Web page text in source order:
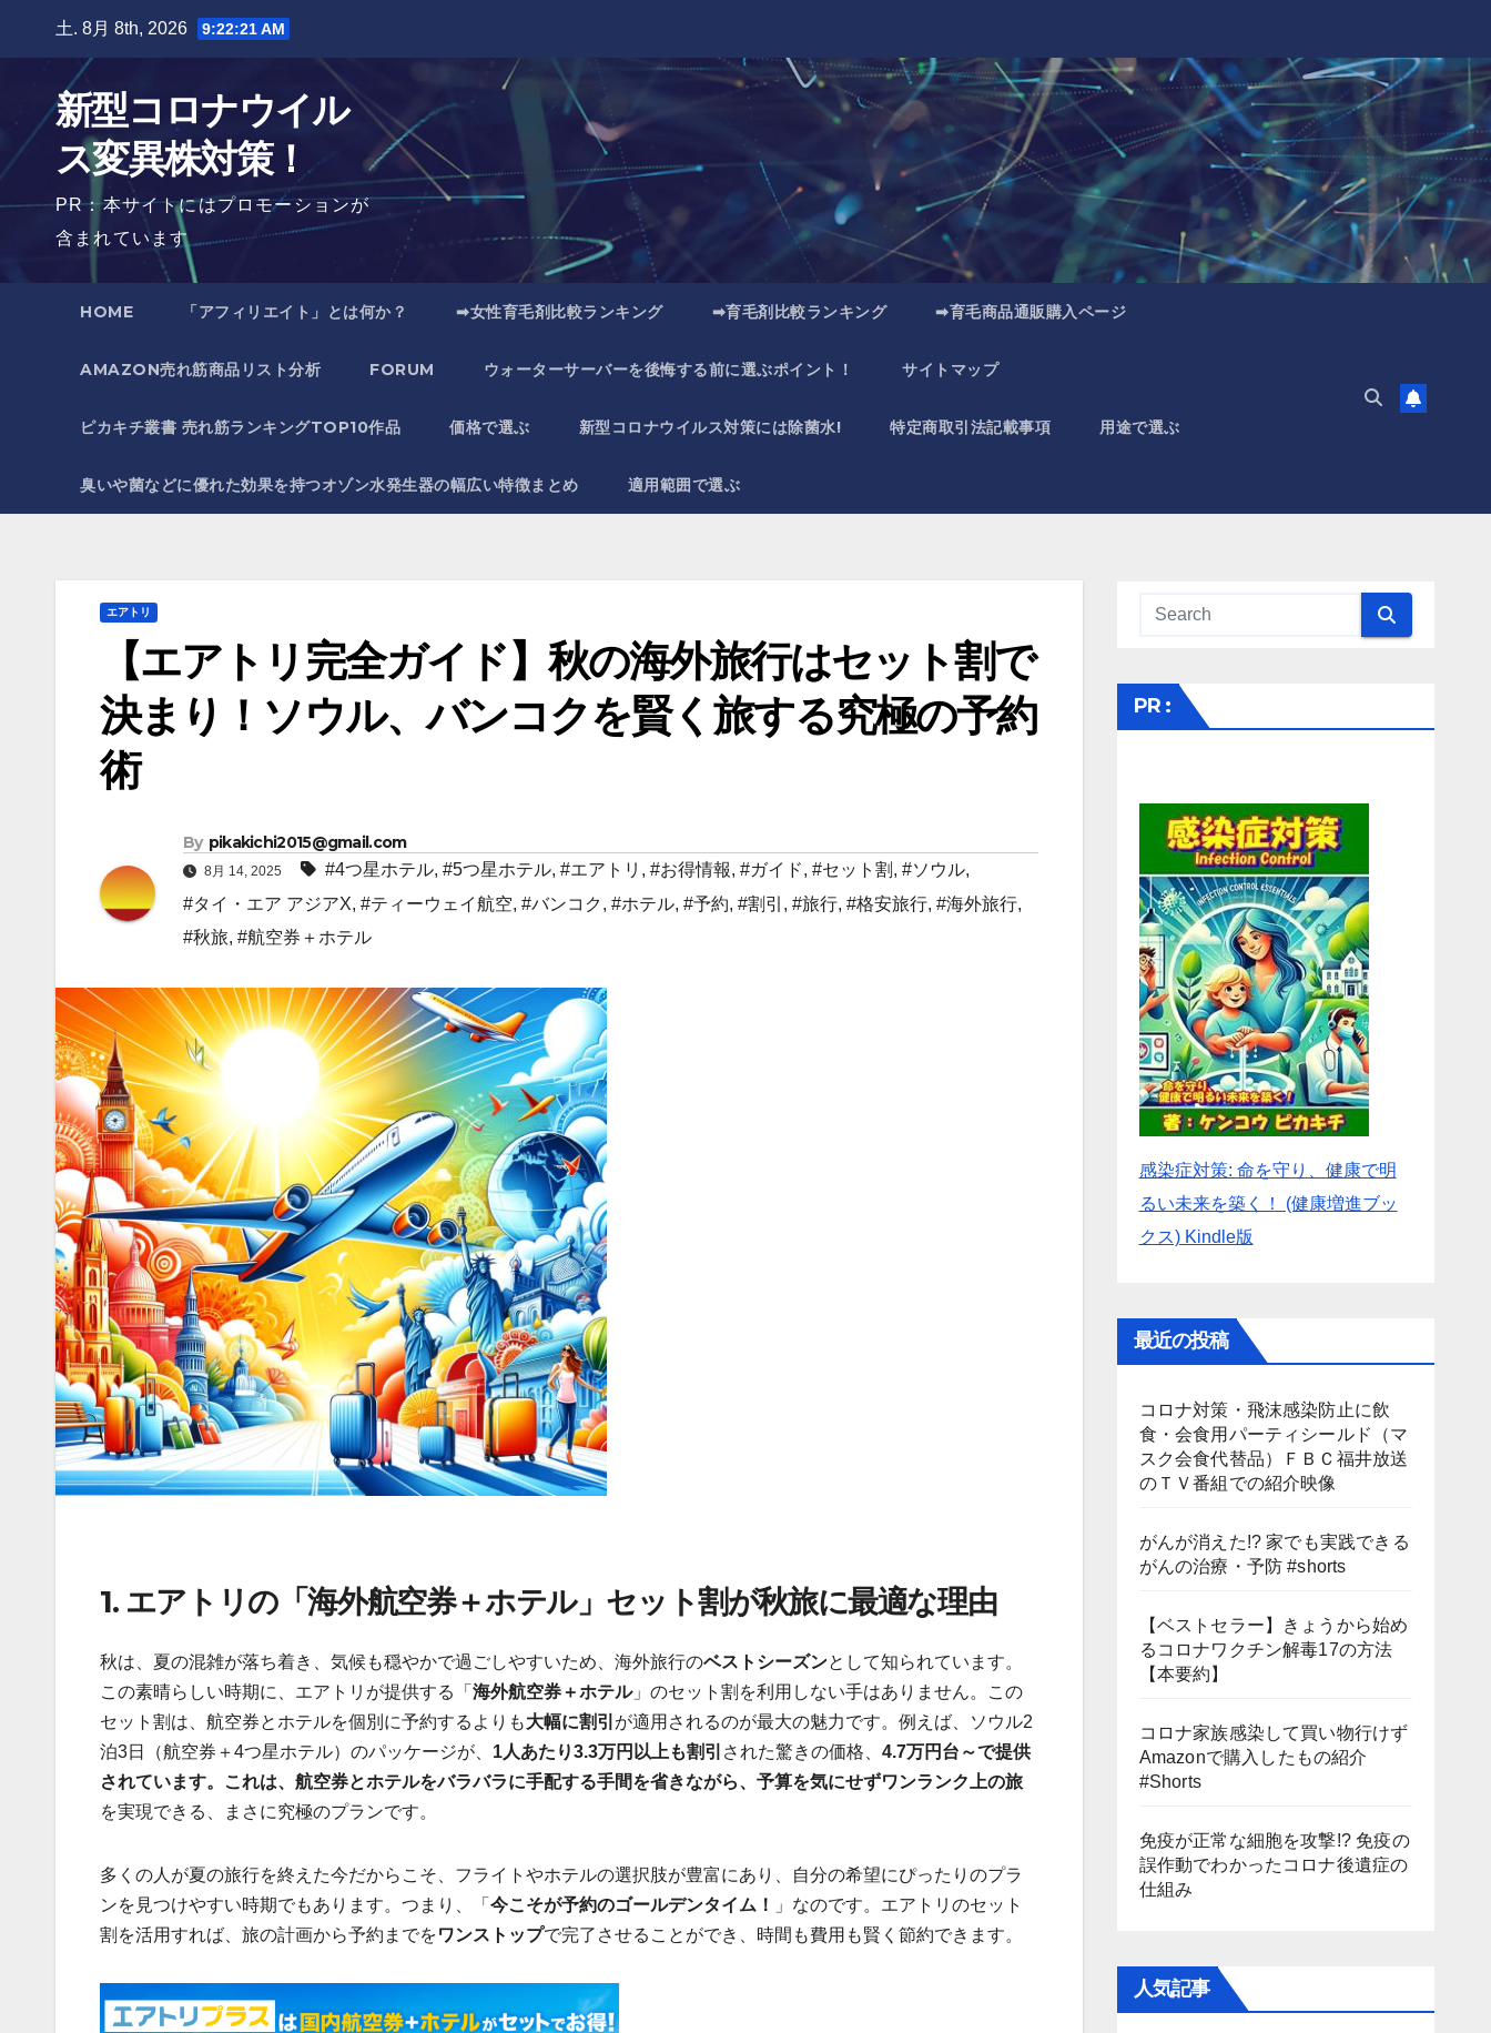
土. 8月 8th, 2026 9:22:22 AM
新型コロナウイル
ス変異株対策！
PR：本サイトにはプロモーションが
含まれています
HOME 「アフィリエイト」とは何か？ ➡女性育毛剤比較ランキング ➡育毛剤比較ランキング ➡育毛商品通販購入ページ
AMAZON売れ筋商品リスト分析 FORUM ウォーターサーバーを後悔する前に選ぶポイント！ サイトマップ
ピカキチ叢書 売れ筋ランキングTOP10作品 価格で選ぶ 新型コロナウイルス対策には除菌水! 特定商取引法記載事項 用途で選ぶ
臭いや菌などに優れた効果を持つオゾン水発生器の幅広い特徴まとめ 適用範囲で選ぶ
エアトリ
【エアトリ完全ガイド】秋の海外旅行はセット割で
決まり！ソウル、バンコクを賢く旅する究極の予約
術
By pikakichi2015@gmail.com
8月 14, 2025 #4つ星ホテル, #5つ星ホテル, #エアトリ , #お得情報, #ガイド, #セット割 , #ソウル,
#タイ・エア アジアX, #ティーウェイ航空, #バンコク , #ホテル, #予約, #割引 , #旅行, #格安旅行, #海外旅行,
#秋旅, #航空券＋ホテル
1. エアトリの「海外航空券＋ホテル」セット割が秋旅に最適な理由
秋は、夏の混雑が落ち着き、気候も穏やかで過ごしやすいため、海外旅行のベストシーズンとして知られています。
この素晴らしい時期に、エアトリが提供する「 海外航空券＋ホテル」のセット割を利用しない手はありません。この
セット割は、航空券とホテルを個別に予約するよりも大幅に割引 が適用されるのが最大の魅力です。例えば、ソウル2
泊3日（航空券＋4つ星ホテル）のパッケージが、 1人あたり3.3万円以上も割引 された驚きの価格、 4.7万円台～で提供
されています。これは、航空券とホテルをバラバラに手配する手間を省きながら、予算を気にせずワンランク上の旅
を実現できる、まさに究極のプランです。
多くの人が夏の旅行を終えた今だからこそ、フライトやホテルの選択肢が豊富にあり、自分の希望にぴったりのプラ
ンを見つけやすい時期でもあります。つまり、「 今こそが予約のゴールデンタイム！
」なのです。エアトリのセット
割を活用すれば、旅の計画から予約までをワンストップで完了させることができ、時間も費用も賢く節約できます。
PR :
感染症対策: 命を守り、健康で明
るい未来を築く！ (健康増進ブッ
クス) Kindle版
最近の投稿
コロナ対策・飛沫感染防止に飲
食・会食用パーティシールド（マ
スク会食代替品）ＦＢＣ福井放送
のＴＶ番組での紹介映像
がんが消えた!? 家でも実践できる
がんの治療・予防 #shorts
【ベストセラー】きょうから始め
るコロナワクチン解毒17の方法
【本要約】
コロナ家族感染して買い物行けず
Amazonで購入したもの紹介
#Shorts
免疫が正常な細胞を攻撃!? 免疫の
誤作動でわかったコロナ後遺症の
仕組み
人気記事